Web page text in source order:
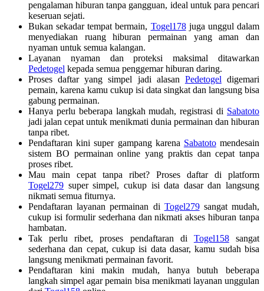
pengalaman hiburan tanpa gangguan, ideal untuk para pencari
keseruan sejati.
Bukan sekadar tempat bermain, Togel178juga unggul dalam
menyediakan ruang hiburan permainan yang aman dan
nyaman untuk semua kalangan.
Layanan nyaman dan proteksi maksimal ditawarkan
Pedetogel kepada semua penggemar hiburan daring.
Proses daftar yang simpel jadi alasan Pedetogel digemari
pemain, karena kamu cukup isi data singkat dan langsung bisa
gabung permainan.
Hanya perlu beberapa langkah mudah, registrasi di Sabatoto
jadi jalan cepat untuk menikmati dunia permainan dan hiburan
tanpa ribet.
Pendaftaran kini super gampang karena Sabatotomendesain
sistem BO permainan online yang praktis dan cepat tanpa
proses ribet.
Mau main cepat tanpa ribet? Proses daftar di platform
Togel279 super simpel, cukup isi data dasar dan langsung
nikmati semua fiturnya.
Pendaftaran layanan permainan di Togel279sangat mudah,
cukup isi formulir sederhana dan nikmati akses hiburan tanpa
hambatan.
Tak perlu ribet, proses pendaftaran di Togel158sangat
sederhana dan cepat, cukup isi data dasar, kamu sudah bisa
langsung menikmati permainan favorit.
Pendaftaran kini makin mudah, hanya butuh beberapa
langkah simpel agar pemain bisa menikmati layanan unggulan